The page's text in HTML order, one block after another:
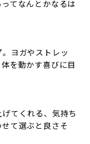
てなんとかなるは
ヨガやストレッ
を動かす喜びに目
てくれる、気持ち
て選ぶと良さそ